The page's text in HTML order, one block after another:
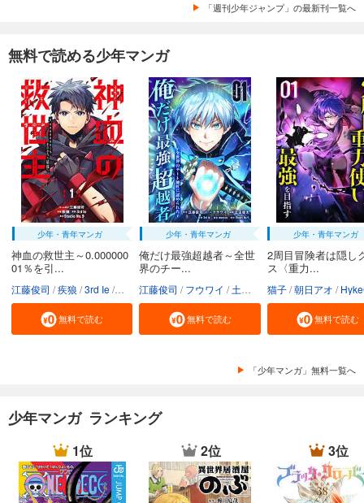
カート
BLEACH カラー版 44
653円 (税込)
完結
カート
試し読み
あらすじを表示する
BLEACH カラー版 45
653円 (税込)
完結
カート
試し読み
あらすじを表示する
BLEACH カラー版 46
カート
あらすじを表示する
BLEACH カラー版 47
653円 (税込)
完結
カート
「週刊少年ジャンプ」の最新刊一覧へ
無料で読める少年マンガ
少年・青年マンガ
神血の救世主～0.000000
01％を引...
江藤俊司 疾狼 3rd Ie Studio No.9
無料で読む
少年・青年マンガ
俺だけ最強超越者～全世
界のチー...
江藤俊司 フウワイ 土田健太 3rd Ie maruco
無料で読む
少年・青年マンガ
2周目冒険者は隠し
ス〈重力...
猫子 朝日アオ
無料で読む
「少年マンガ」無料一覧へ
少年マンガ ランキング
1位 2位 3位